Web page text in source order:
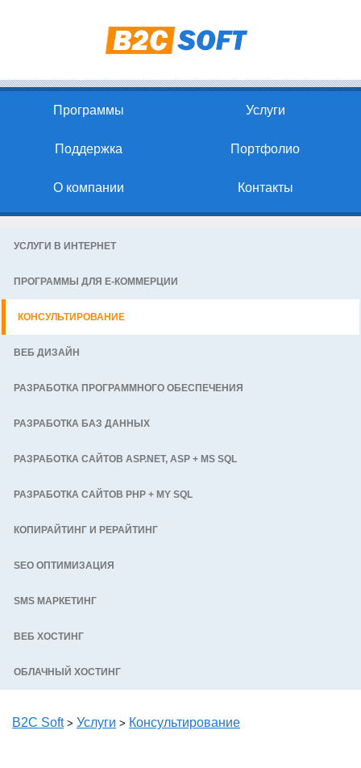
Программы Услуги
Поддержка Портфолио
О компании Контакты
УСЛУГИ В ИНТЕРНЕТ
ПРОГРАММЫ ДЛЯ Е-КОММЕРЦИИ
КОНСУЛЬТИРОВАНИЕ
ВЕБ ДИЗАЙН
РАЗРАБОТКА ПРОГРАММНОГО ОБЕСПЕЧЕНИЯ
РАЗРАБОТКА БАЗ ДАННЫХ
РАЗРАБОТКА САЙТОВ ASP.NET, ASP + MS SQL
РАЗРАБОТКА САЙТОВ PHP + MY SQL
КОПИРАЙТИНГ И РЕРАЙТИНГ
SEO ОПТИМИЗАЦИЯ
SMS МАРКЕТИНГ
ВЕБ ХОСТИНГ
ОБЛАЧНЫЙ ХОСТИНГ
B2C Soft> Услуги > Консультирование